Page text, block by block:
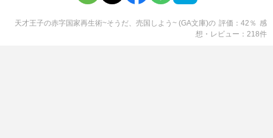
天才王子の赤字国家再生術~そうだ、売国しよう~ (GA文庫)の 評価 42 ％ 感
想・レビュー
218件